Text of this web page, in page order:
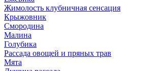
Жимолость клубничная сенсация
Крыжовник
Смородина
Малина
Голубика
Рассада овощей и пряных трав
Мята